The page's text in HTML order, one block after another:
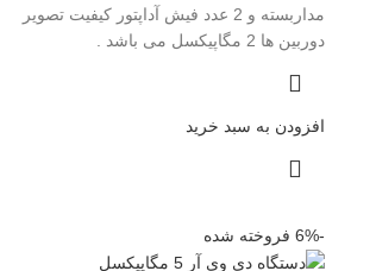
مداربسته و 2 عدد فیش آداپتور کیفیت تصویر
دوربین ها 2 مگاپیکسل می باشد .
افزودن به سبد خرید
-6% فروخته شده